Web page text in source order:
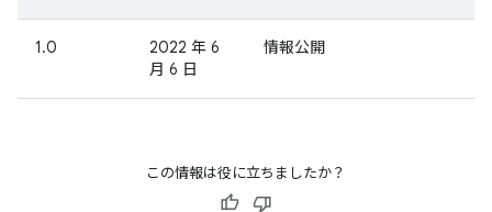
1.0
2022 年 6
月 6 日
情報公開
この情報は役に立ちましたか？